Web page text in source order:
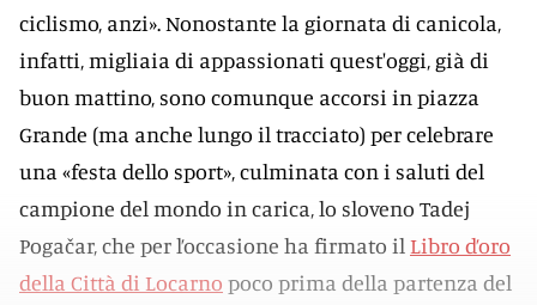
ciclismo, anzi». Nonostante la giornata di canicola,
infatti, migliaia di appassionati quest'oggi, già di
buon mattino, sono comunque accorsi in piazza
Grande (ma anche lungo il tracciato) per celebrare
una «festa dello sport», culminata con i saluti del
campione del mondo in carica, lo sloveno Tadej
Pogačar, che per l’occasione ha firmato il Libro d’oro
della Città di Locarno poco prima della partenza del